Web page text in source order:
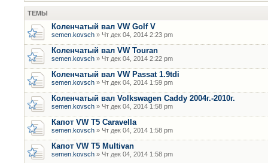
ТЕМЫ
Коленчатый вал VW Golf V
semen.kovsch » Чт дек 04, 2014 2:23 pm
Коленчатый вал VW Touran
semen.kovsch » Чт дек 04, 2014 2:22 pm
Коленчатый вал VW Passat 1.9tdi
semen.kovsch » Чт дек 04, 2014 1:59 pm
Коленчатый вал Volkswagen Caddy 2004г.-2010г.
semen.kovsch » Чт дек 04, 2014 1:58 pm
Капот VW T5 Caravella
semen.kovsch » Чт дек 04, 2014 1:58 pm
Капот VW T5 Multivan
semen.kovsch » Чт дек 04, 2014 1:58 pm